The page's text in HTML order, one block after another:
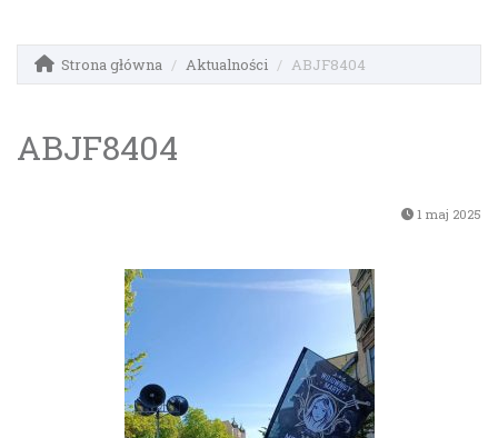
Strona główna Aktualności ABJF8404
ABJF8404
1 maj 2025